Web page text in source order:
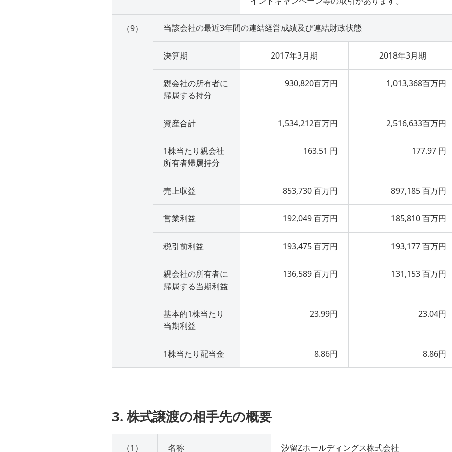
（9） 当該会社の最近3年間の連結経営成績及び連結財政状態
決算期 2017年3月期 2018年3月期
親会社の所有者に
帰属する持分
930,820百万円 1,013,368百万円
資産合計 1,534,212百万円 2,516,633百万円
1株当たり親会社
所有者帰属持分
163.51 円 177.97 円
売上収益 853,730 百万円 897,185 百万円
営業利益 192,049 百万円 185,810 百万円
税引前利益 193,475 百万円 193,177 百万円
親会社の所有者に
帰属する当期利益
136,589 百万円 131,153 百万円
基本的1株当たり
当期利益
23.99円 23.04円
1株当たり配当金 8.86円 8.86円
3. 株式譲渡の相手先の概要
（1） 名称 汐留Zホールディングス株式会社